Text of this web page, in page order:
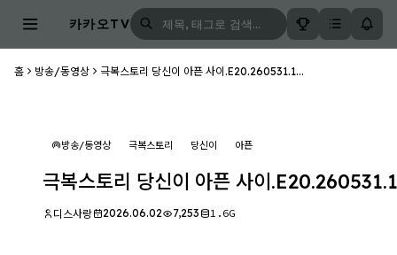
카카오TV
홈 방송/동영상 극복스토리 당신이 아픈 사이.E20.260531.1...
방송/동영상 극복스토리 당신이 아픈
극복스토리 당신이 아픈 사이
디스사랑 2026.06.02 7,253 1.6G